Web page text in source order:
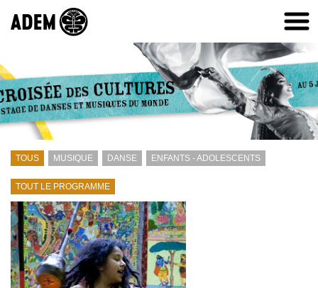
TOUS MUSIQUE DANSE ENFANTS - ADOLESCENTS
TOUT LE PROGRAMME